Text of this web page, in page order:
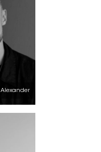
Alexander